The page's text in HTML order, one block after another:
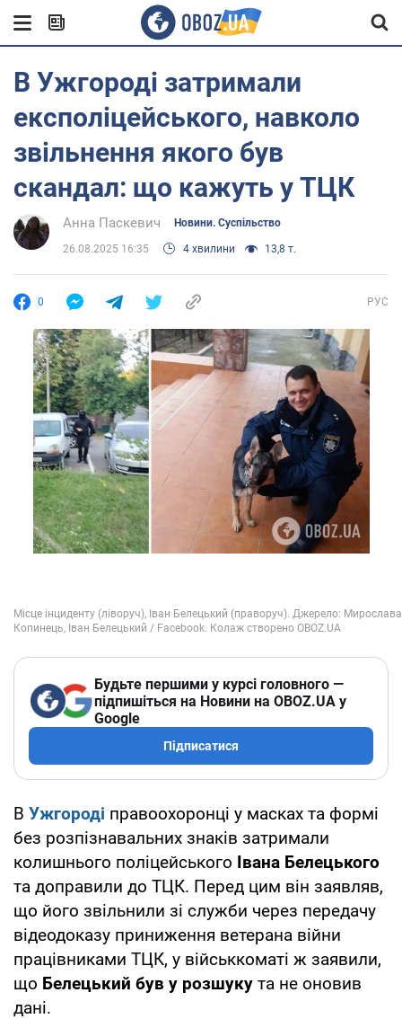
В Ужгороді затримали
експоліцейського, навколо
звільнення якого був
скандал: що кажуть у ТЦК
Анна Паскевич Новини. Суспільство
26.08.2025 16:35 4 хвилини 13,8 т.
0 РУС
Будьте першими у курсі головного —
підпишіться на Новини на OBOZ.UA у
Google
Підписатися
В Ужгороді правоохоронці у масках та формі
без розпізнавальних знаків затримали
колишнього поліцейського Івана Белецького
та доправили до ТЦК. Перед цим він заявляв,
що його звільнили зі служби через передачу
відеодоказу приниження ветерана війни
працівниками ТЦК, у військкоматі ж заявили,
що Белецький був у розшуку та не оновив
дані.